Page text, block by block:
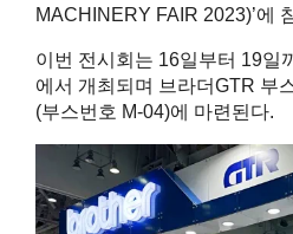
MACHINERY FAIR 2023)’에
이번 전시회는 16일부터 19일
에서 개최되며 브라더GTR 부
(부스번호 M-04)에 마련된다.